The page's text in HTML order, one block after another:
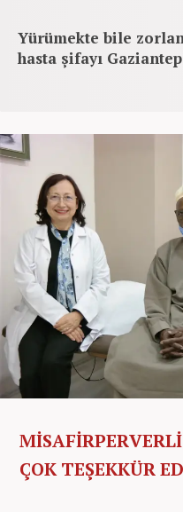
Yürümekte bile
hasta şifayı
ÇOK TEŞEKKÜR